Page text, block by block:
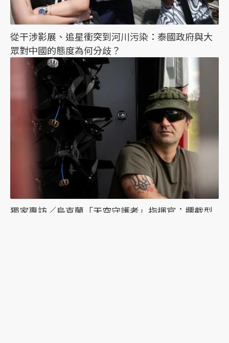
從干涉影展、追星衝突到河川污染：泰國政府與大
眾對中國的態度為何分歧？
獨家專訪／烏克蘭「天空守護者」指揮官：攔截型